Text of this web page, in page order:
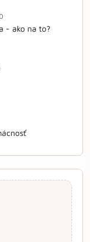
- ako na to?